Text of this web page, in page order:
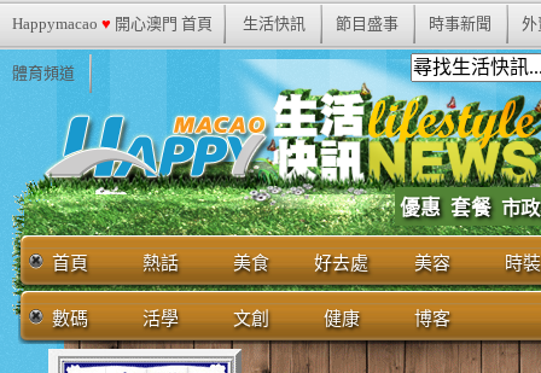
Happymacao ♥ 開心澳門 首頁 生活快訊 節目盛事 時事新聞 外
體育頻道
優惠 套餐 市
首頁 熱話 美食 好去處 美容 時裝
數碼 活學 文創 健康 博客